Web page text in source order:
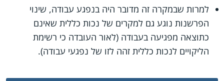
למרות שבמקרה זה מדובר היה בנפגע עבודה, שינוי
הפרשנות נוגע גם למקרים של נכות כללית שאינם
כתוצאה מפגיעה בעבודה (לאור העובדה כי רשימת
הליקויים לנכות כללית זהה לזו של נפגעי עבודה).